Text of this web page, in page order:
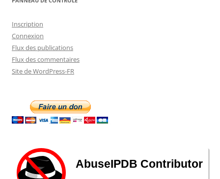
Inscription
Connexion
Flux des publications
Flux des commentaires
Site de WordPress-FR